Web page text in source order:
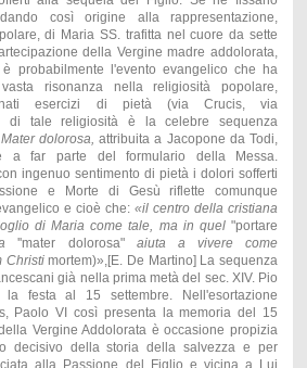
così origine alla rappresentazione,
di Maria SS. trafitta nel cuore da sette
della Vergine madre addolorata,
probabilmente l'evento evangelico che ha
risonanza nella religiosità popolare,
esercizi di pietà (via Crucis, via
di tale religiosità è la celebre sequenza
dolorosa, attribuita a Jacopone da Todi,
a far parte del formulario della Messa.
ingenuo sentimento di pietà i dolori sofferti
e Morte di Gesù riflette comunque
e cioè che:«il centro della cristiana
glio di Maria come tale, ma in quel"portare
''mater dolorosa" aiuta a vivere come
Christimortem)»,[E. De Martino] La sequenza
già nella prima metà del sec. XIV. Pio
la festa al 15 settembre. Nell'esortazione
Paolo VI così presenta la memoria del 15
Vergine Addolorata è occasione propizia
decisivo della storia della salvezza e per
alla Passione del Figlio e vicina a Lui